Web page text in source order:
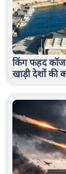
किंग फहद
खाड़ी देशों की